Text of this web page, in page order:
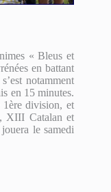
« Bleus et
en battant
notamment
en 15 minutes.
1ère division, et
XIII Catalan et
le samedi